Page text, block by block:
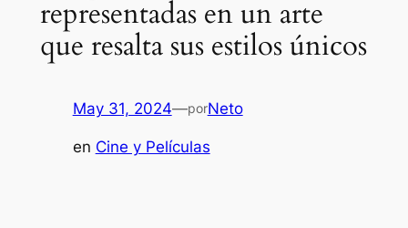
representadas en un arte
que resalta sus estilos únicos
May 31, 2024—porNeto
en Cine y Películas